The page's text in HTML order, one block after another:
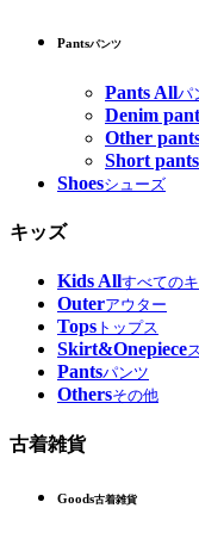
Pantsパンツ
Pants Allパ
Denim
Other
Short pants
Shoesシューズ
キッズ
Kids Allすべての
Outerアウター
Tops トップス
Skirt&Onepiece
Pantsパンツ
Othersその他
古着雑貨
Goods古着雑貨